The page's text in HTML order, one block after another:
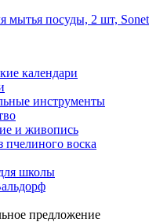
мытья посуды, 2 шт,
календари
инструменты
и живопись
пчелиного воска
школы
предложение